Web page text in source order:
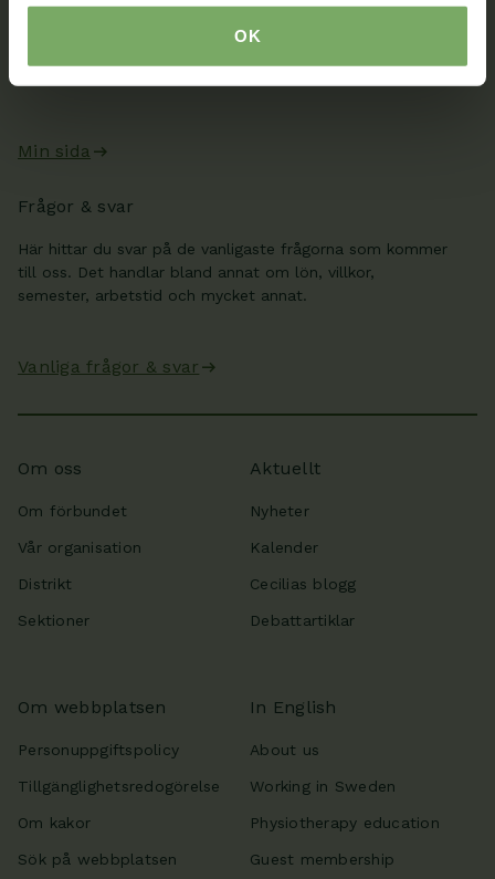
OK
När du är inloggad kan du ändra dina uppgifter och se
dina fakturor på Min sida. Där kan du även skicka säkra
Min sida
Frågor & svar
Här hittar du svar på de vanligaste frågorna som kommer
till oss. Det handlar bland annat om lön, villkor,
semester, arbetstid och mycket annat.
Vanliga frågor & svar
Om oss
Om förbundet
Vår organisation
Distrikt
Sektioner
Aktuellt
Nyheter
Kalender
Cecilias blogg
Debattartiklar
Om webbplatsen
Personuppgiftspolicy
Tillgänglighetsredogörelse
Om kakor
Sök på webbplatsen
In English
About us
Working in Sweden
Physiotherapy education
Guest membership